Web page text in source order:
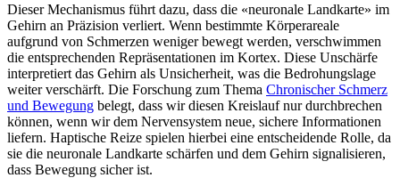
Dieser Mechanismus führt dazu, dass die «neuronale Landkarte» im
Gehirn an Präzision verliert. Wenn bestimmte Körperareale
aufgrund von Schmerzen weniger bewegt werden, verschwimmen
die entsprechenden Repräsentationen im Kortex. Diese Unschärfe
interpretiert das Gehirn als Unsicherheit, was die Bedrohungslage
weiter verschärft. Die Forschung zum Thema Chronischer Schmerz
und Bewegung belegt, dass wir diesen Kreislauf nur durchbrechen
können, wenn wir dem Nervensystem neue, sichere Informationen
liefern. Haptische Reize spielen hierbei eine entscheidende Rolle, da
sie die neuronale Landkarte schärfen und dem Gehirn signalisieren,
dass Bewegung sicher ist.